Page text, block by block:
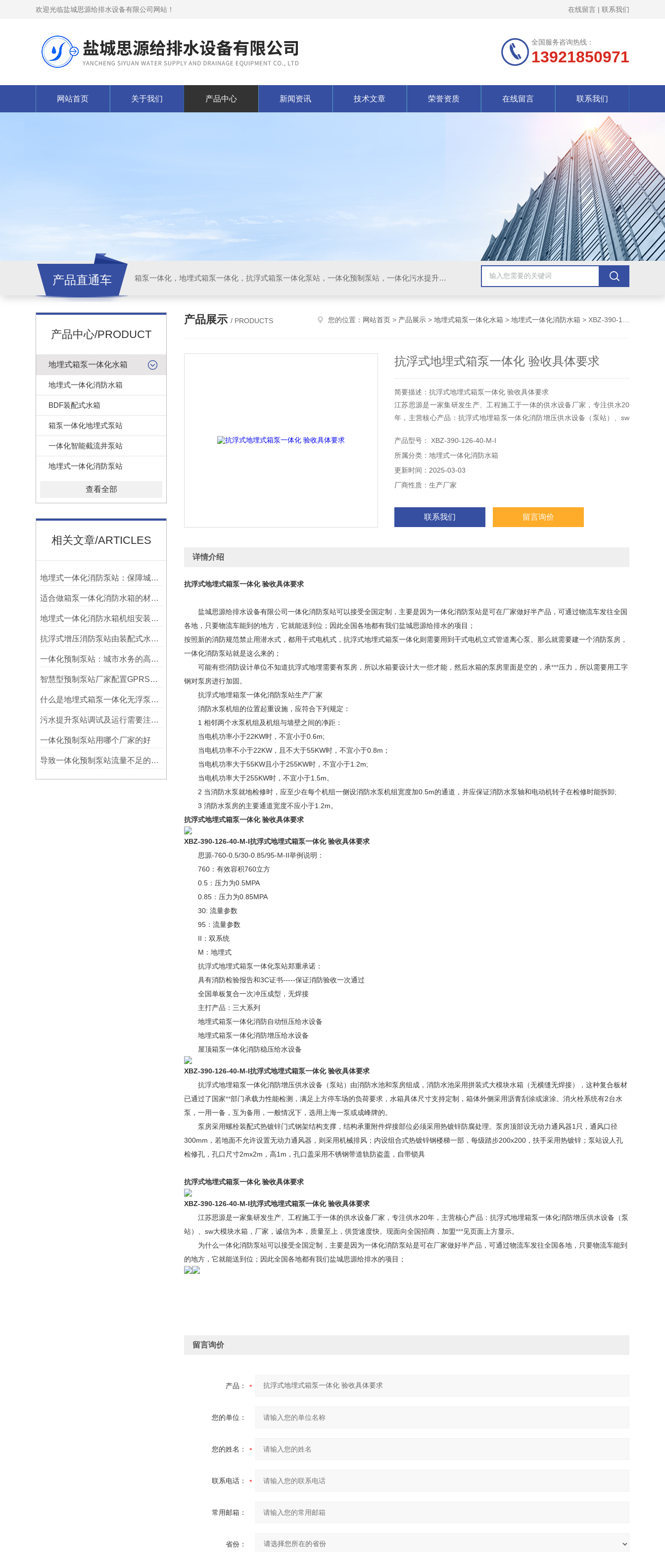
欢迎光临盐城思源给排水设备有限公司网站！ 在线留言 | 联系我们
全国服务咨询热线：
13921850971
网站首页 关于我们 产品中心 新闻资讯 技术文章 荣誉资质 在线留言 联系我们
产品直通车 箱泵一体化，地埋式箱泵一体化，抗浮式箱泵一体化泵站，一体化预制泵站，一体化污水提升泵站，玻璃钢一体化提升泵站，地埋式雨污水提升泵站
产品中心/PRODUCT
地埋式箱泵一体化水箱
地埋式一体化消防水箱
BDF装配式水箱
箱泵一体化地埋式泵站
一体化智能截流井泵站
地埋式一体化消防泵站
查看全部
相关文章/ARTICLES
地埋式一体化消防泵站：保障城市安全的先锋力量
适合做箱泵一体化消防水箱的材料有哪些？
地埋式一体化消防水箱机组安装细节
抗浮式增压消防泵站由装配式水箱和整体式泵房组装而成
一体化预制泵站：城市水务的高效动力源
智慧型预制泵站厂家配置GPRS远程监控介绍
什么是地埋式箱泵一体化无浮泵站 箱泵一体化水箱
污水提升泵站调试及运行需要注意哪些
一体化预制泵站用哪个厂家的好
导致一体化预制泵站流量不足的原因可能有哪些
产品展示 / PRODUCTS 您的位置： 网站首页 > 产品展示 > 地埋式箱泵一体化水箱 > 地埋式一体化消防水箱 > XBZ-390-126-40-M-I抗浮式地埋式箱泵一体化 验收具体要求
抗浮式地埋式箱泵一体化 验收具体要求
简要描述：抗浮式地埋式箱泵一体化 验收具体要求
江苏思源是一家集研发生产、工程施工于一体的供水设备厂家，专注供水20
年，主营核心产品：抗浮式地埋箱泵一体化消防增压供水设备（泵站）、sw
加盟代理**见页面上方显示。
产品型号： XBZ-390-126-40-M-I
所属分类：地埋式一体化消防水箱
更新时间：2025-03-03
厂商性质：生产厂家
联系我们 留言询价
详情介绍
抗浮式地埋式箱泵一体化 验收具体要求
盐城思源给排水设备有限公司一体化消防泵站可以接受全国定制，主要是因为一体化消防泵站是可在厂家做好半产品，可通过物流车发往全国
各地，只要物流车能到的地方，它就能送到位；因此全国各地都有我们盐城思源给排水的项目；
按照新的消防规范禁止用潜水式，都用干式电机式，抗浮式地埋式箱泵一体化则需要用到干式电机立式管道离心泵。那么就需要建一个消防泵房，
一体化消防泵站就是这么来的；
可能有些消防设计单位不知道抗浮式地埋需要有泵房，所以水箱要设计大一些才能，然后水箱的泵房里面是空的，承***压力，所以需要用工字
钢对泵房进行加固。
抗浮式地埋箱泵一体化消防泵站生产厂家
消防水泵机组的位置起重设施，应符合下列规定：
1 相邻两个水泵机组及机组与墙壁之间的净距：
当电机功率小于22KW时，不宜小于0.6m;
当电机功率不小于22KW，且不大于55KW时，不宜小于0.8m；
当电机功率大于55KW且小于255KW时，不宜小于1.2m;
当电机功率大于255KW时，不宜小于1.5m。
2 当消防水泵就地检修时，应至少在每个机组一侧设消防水泵机组宽度加0.5m的通道，并应保证消防水泵轴和电动机转子在检修时能拆卸;
3 消防水泵房的主要通道宽度不应小于1.2m。
抗浮式地埋式箱泵一体化 验收具体要求
XBZ-390-126-40-M-I抗浮式地埋式箱泵一体化 验收具体要求
思源-760-0.5/30-0.85/95-M-II举例说明：
760：有效容积760立方
0.5：压力为0.5MPA
0.85：压力为0.85MPA
30: 流量参数
95：流量参数
II：双系统
M：地埋式
抗浮式地埋式箱泵一体化泵站郑重承诺：
具有消防检验报告和3C证书-----保证消防验收一次通过
全国单板复合一次冲压成型，无焊接
主打产品：三大系列
地埋式箱泵一体化消防自动恒压给水设备
地埋式箱泵一体化消防增压给水设备
屋顶箱泵一体化消防稳压给水设备
XBZ-390-126-40-M-I抗浮式地埋式箱泵一体化 验收具体要求
抗浮式地埋箱泵一体化消防增压供水设备（泵站）由消防水池和泵房组成，消防水池采用拼装式大模块水箱（无横缝无焊接），这种复合板材
已通过了国家**部门承载力性能检测，满足上方停车场的负荷要求，水箱具体尺寸支持定制，箱体外侧采用沥青刮涂或滚涂。消火栓系统有2台水
泵，一用一备，互为备用，一般情况下，选用上海一泵或成峰牌的。
泵房采用螺栓装配式热镀锌门式钢架结构支撑，结构承重附件焊接部位必须采用热镀锌防腐处理。泵房顶部设无动力通风器1只，通风口径
300mm，若地面不允许设置无动力通风器，则采用机械排风；内设组合式热镀锌钢楼梯一部，每级踏步200x200，扶手采用热镀锌；泵站设人孔
检修孔，孔口尺寸2mx2m，高1m，孔口盖采用不锈钢带道轨防盗盖，自带锁具
抗浮式地埋式箱泵一体化 验收具体要求
XBZ-390-126-40-M-I抗浮式地埋式箱泵一体化 验收具体要求
江苏思源是一家集研发生产、工程施工于一体的供水设备厂家，专注供水20年，主营核心产品：抗浮式地埋箱泵一体化消防增压供水设备（泵
站）、sw大模块水箱，厂家，诚信为本，质量至上，供货速度快。现面向全国招商，加盟***见页面上方显示。
为什么一体化消防泵站可以接受全国定制，主要是因为一体化消防泵站是可在厂家做好半产品，可通过物流车发往全国各地，只要物流车能到
的地方，它就能送到位；因此全国各地都有我们盐城思源给排水的项目；
留言询价
产品：
您的单位：
您的姓名：
联系电话：
常用邮箱：
省份：